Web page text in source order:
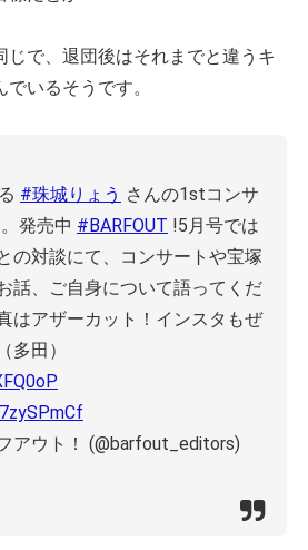
じで、退団後はそれまでと違うキ
いるそうです。
#珠城りょう さんの1stコンサ
発売中 #BARFOUT !5月号では
の対談にて、コンサートや宝塚
話、ご自身について語ってくだ
はアザーカット！インスタもぜ
多田）
アウト！ (@barfout_editors)